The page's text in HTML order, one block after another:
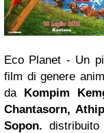
Eco Planet - Un
film di genere
daKompim
Chantasorn,
Sopon.